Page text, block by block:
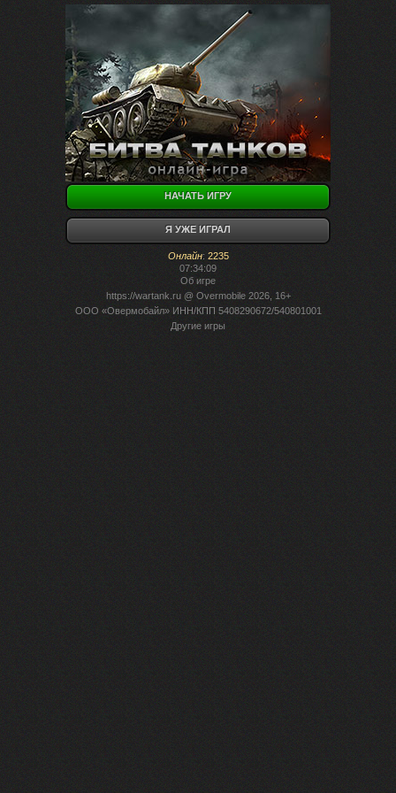
НАЧАТЬ ИГРУ
Я УЖЕ ИГРАЛ
Онлайн: 2235
07:34:09
Об игре
https://wartank.ru@ Overmobile 2026, 16+
ООО «Овермобайл» ИНН/КПП 5408290672/540801001
Другие игры